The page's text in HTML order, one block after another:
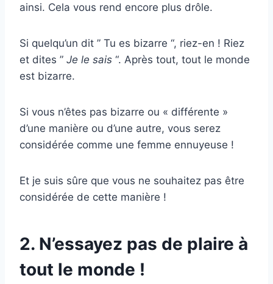
ainsi. Cela vous rend encore plus drôle.
Si quelqu’un dit ” Tu es bizarre “, riez-en ! Riez
et dites ” Je le sais “. Après tout, tout le monde
est bizarre.
Si vous n’êtes pas bizarre ou « différente »
d’une manière ou d’une autre, vous serez
considérée comme une femme ennuyeuse !
Et je suis sûre que vous ne souhaitez pas être
considérée de cette manière !
2. N’essayez pas de plaire à
tout le monde !